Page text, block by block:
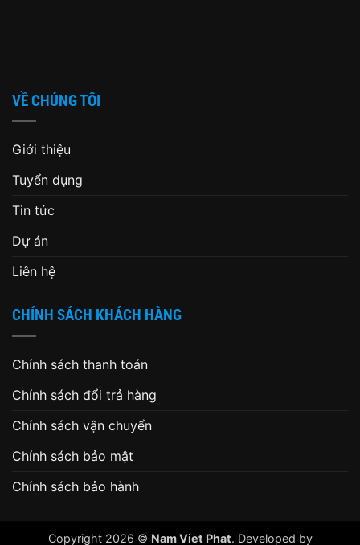
VỀ CHÚNG TÔI
Giới thiệu
Tuyển dụng
Tin tức
Dự án
Liên hệ
CHÍNH SÁCH KHÁCH HÀNG
Chính sách thanh toán
Chính sách đổi trả hàng
Chính sách vận chuyển
Chính sách bảo mật
Chính sách bảo hành
Copyright 2026 © Nam Viet Phat. Developed by